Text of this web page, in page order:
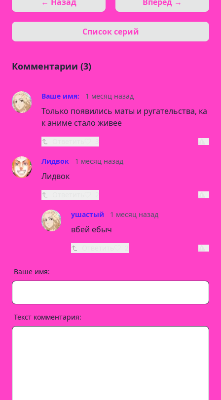
Список серий
Комментарии (3)
Ваше имя: 1 месяц назад
Только появились маты и ругательства, ка
к аниме стало живее
Лидвок 1 месяц назад
Лидвок
ушастый 1 месяц назад
вбей ебыч
Ваше имя:
Текст комментария: